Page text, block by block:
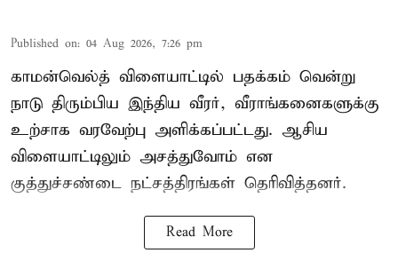
Published on: 04 Aug 2026, 7:26 pm
காமன்வெல்த் விளையாட்டில் பதக்கம் வென்று
நாடு திரும்பிய இந்திய வீரர், வீராங்கனைகளுக்கு
உற்சாக வரவேற்பு அளிக்கப்பட்டது. ஆசிய
விளையாட்டிலும் அசத்துவோம் என
குத்துச்சண்டை நட்சத்திரங்கள் தெரிவித்தனர்.
Read More